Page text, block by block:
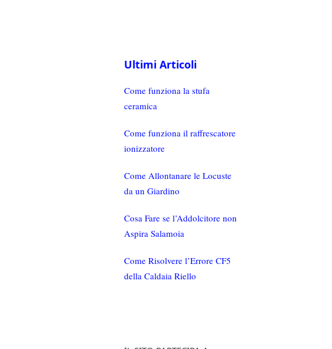
Ultimi Articoli
Come funziona la stufa
ceramica
Come funziona il raffrescatore
ionizzatore
Come Allontanare le Locuste
da un Giardino
Cosa Fare se l’Addolcitore non
Aspira Salamoia
Come Risolvere l’Errore CF5
della Caldaia Riello